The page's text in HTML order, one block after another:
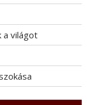
a világot